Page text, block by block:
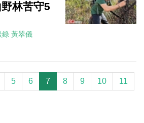
林苦守5
錄 黃翠儀
5 6 7 8 9 10 11